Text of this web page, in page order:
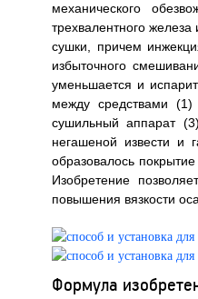
механического
трехвалентного
сушки, причем
избыточного
уменьшается и
между средствами
сушильный аппарат
негашеной извести и
образовалось
Изобретение
повышения вязкости
Формула